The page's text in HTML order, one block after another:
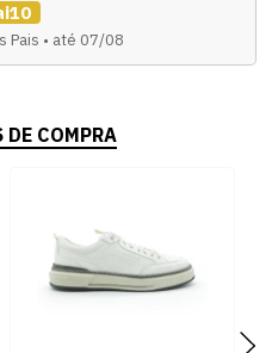
Pais • até 07/08
DE COMPRA